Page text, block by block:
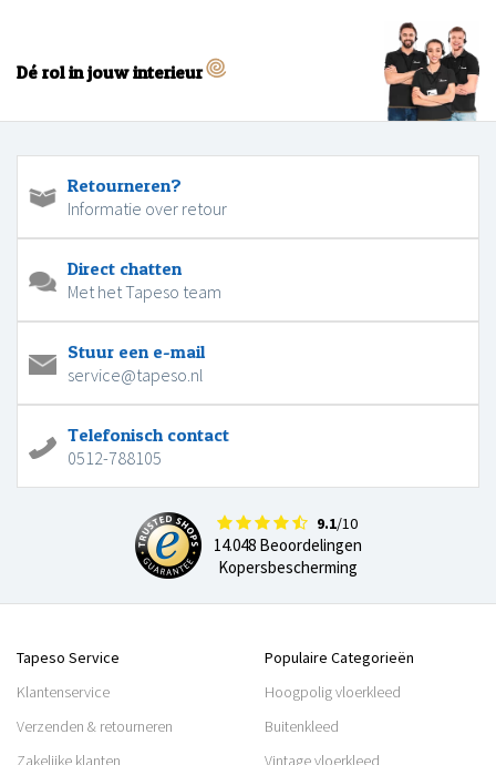
Dé rol in jouw interieur
Retourneren?
Informatie over retour
Direct chatten
Met het Tapeso team
Stuur een e-mail
service@tapeso.nl
Telefonisch contact
0512-788105
9.1/10
14.048 Beoordelingen
Kopersbescherming
Tapeso Service
Klantenservice
Verzenden & retourneren
Zakelijke klanten
Populaire Categorieën
Hoogpolig vloerkleed
Buitenkleed
Vintage vloerkleed